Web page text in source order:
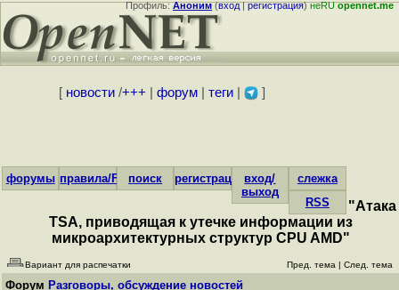
Профиль:Аноним(вход|регистрация)неRUopennet.me
[ новости/+++ форум| теги| ]
форумы правила/FAQпоиск регистрациявход/
выход
слежка
RSS
"Атака
TSA, приводящая к утечке информации из
микроархитектурных структур CPU AMD"
Вариант для распечатки Пред. тема | След. тема
Форум Разговоры, обсуждение новостей